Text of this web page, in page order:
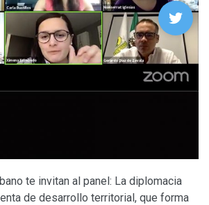
te invitan al panel: La diplomacia
de desarrollo territorial, que forma